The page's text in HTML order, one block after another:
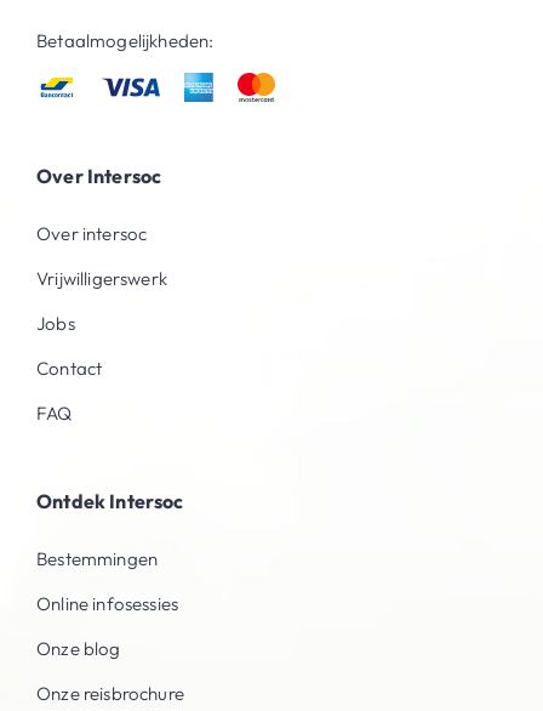
Betaalmogelijkheden:
Over Intersoc
Over intersoc
Vrijwilligerswerk
Jobs
Contact
FAQ
Ontdek Intersoc
Bestemmingen
Online infosessies
Onze blog
Onze reisbrochure